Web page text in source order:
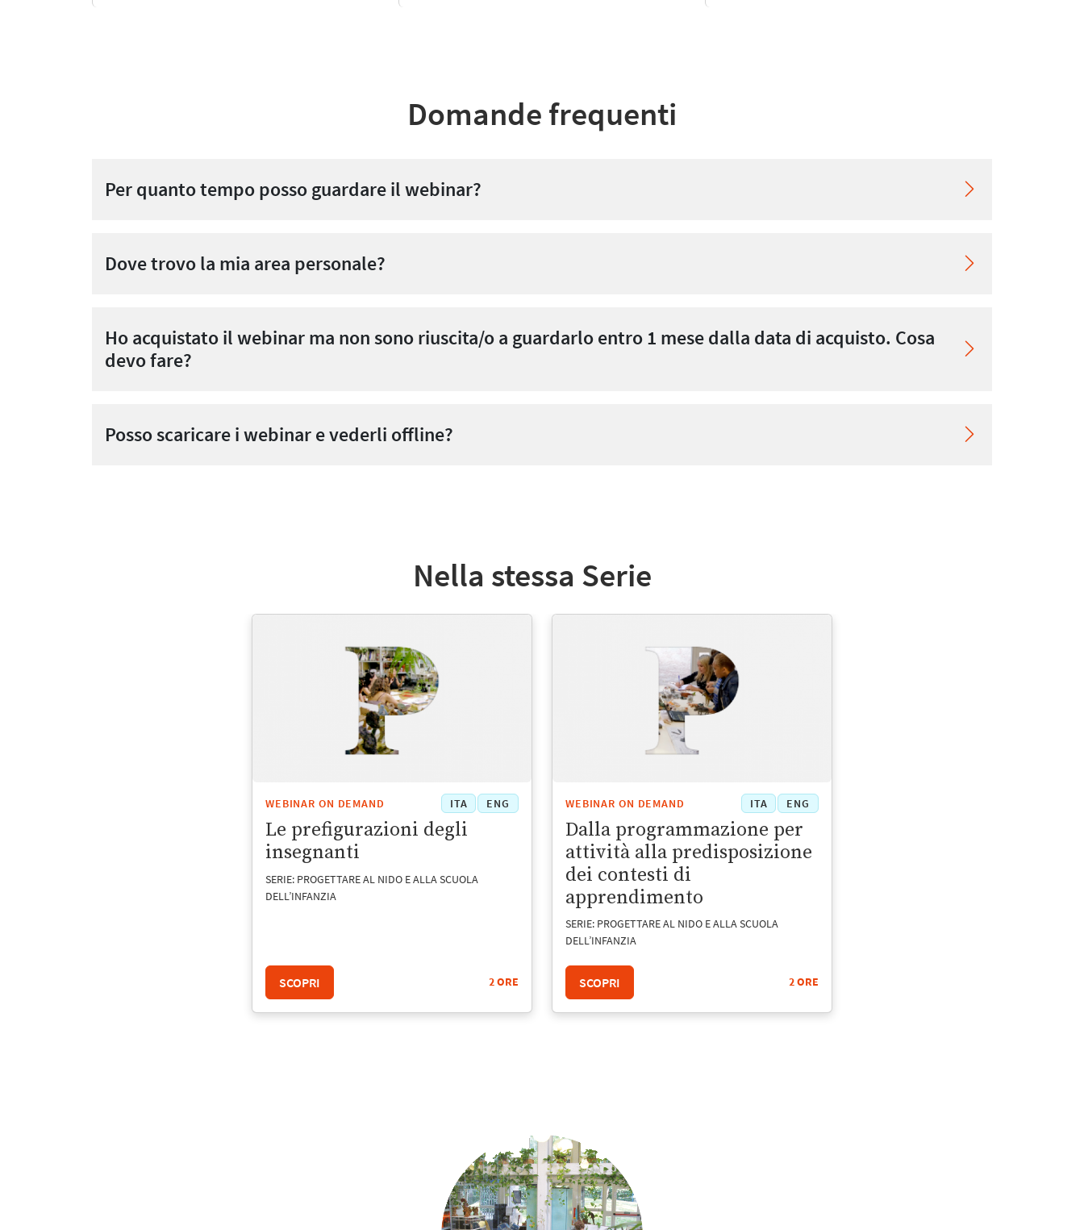
Domande frequenti
Per quanto tempo posso guardare il webinar?
Dove trovo la mia area personale?
Ho acquistato il webinar ma non sono riuscita/o a guardarlo entro 1 mese dalla data di acquisto. Cosa
devo fare?
Posso scaricare i webinar e vederli offline?
Nella stessa Serie
WEBINAR ON DEMAND ITA ENG
Le prefigurazioni degli
insegnanti
SERIE: PROGETTARE AL NIDO E ALLA SCUOLA
DELL’INFANZIA
SCOPRI 2 ORE
WEBINAR ON DEMAND ITA ENG
Dalla programmazione per
attività alla predisposizione
dei contesti di
apprendimento
SERIE: PROGETTARE AL NIDO E ALLA SCUOLA
DELL’INFANZIA
SCOPRI 2 ORE